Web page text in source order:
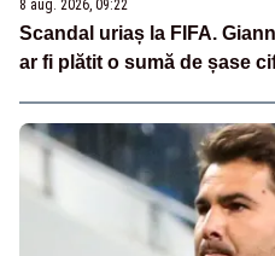
8 aug. 2026, 09:22
Scandal uriaș la FIFA.
ar fi plătit o sumă de șase